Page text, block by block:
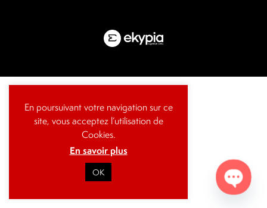
En poursuivant votre navigation sur ce
site, vous acceptez l’utilisation de
Cookies.
En savoir plus
OK
Open